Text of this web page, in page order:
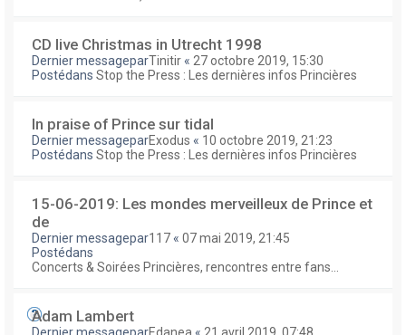
CD live Christmas in Utrecht 1998
Dernier messageparTinitir « 27 octobre 2019, 15:30
Postédans Stop the Press : Les dernières infos Princières
In praise of Prince sur tidal
Dernier messageparExodus « 10 octobre 2019, 21:23
Postédans Stop the Press : Les dernières infos Princières
15-06-2019: Les mondes merveilleux de Prince et
de
Dernier messagepar117 « 07 mai 2019, 21:45
Postédans
Concerts & Soirées Princières, rencontres entre fans...
Adam Lambert